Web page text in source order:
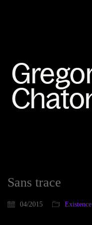
Sans trace
04/2015 Existence